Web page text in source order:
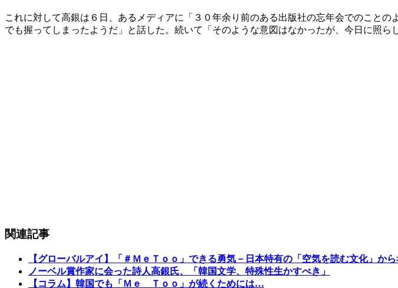
これに対して高銀は６日、あるメディアに「３０年余り前のある出版社の忘年会でのこと
でも握ってしまったようだ」と話した。続いて「そのような意図はなかったが、今日に照
関連記事
【グローバルアイ】「＃ＭｅＴｏｏ」できる勇気－日本特有の「空気を読む文化」か
ノーベル賞作家に会った詩人高銀氏、「韓国文学、特殊性生かすべき」
【コラム】韓国でも「Ｍｅ Ｔｏｏ」が続くためには…